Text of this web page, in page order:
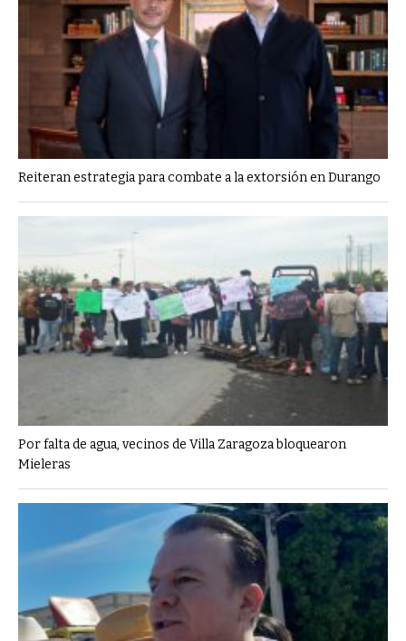
Reiteran estrategia para combate a la extorsión en Durango
Por falta de agua, vecinos de Villa Zaragoza bloquearon
Mieleras